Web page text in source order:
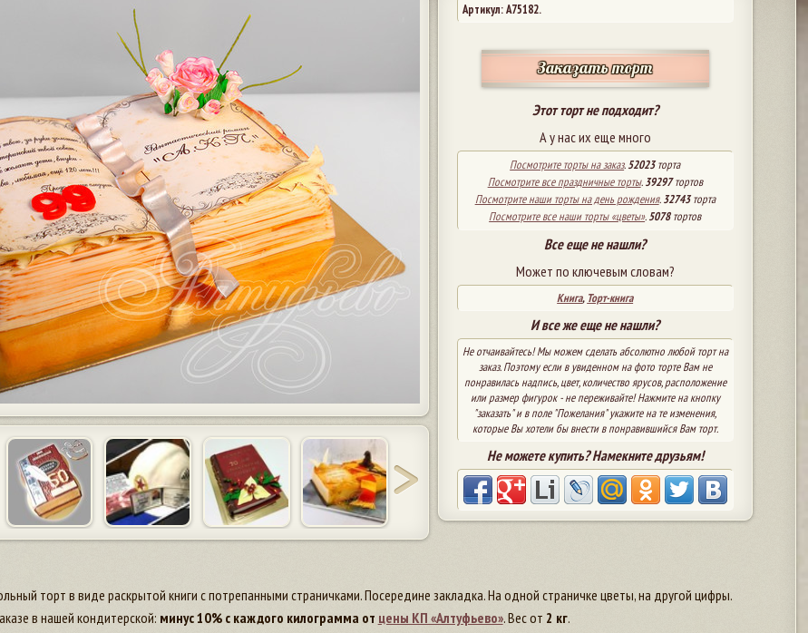
Артикул: A75182.
Заказать торт
Этот торт не подходит?
А у нас их еще много
Посмотрите торты на заказ.52023торта
Посмотрите все праздничные торты.39297тортов
Посмотрите наши торты на день рождения.32743торта
Посмотрите все наши торты «цветы».5078тортов
Все еще не нашли?
Может по ключевым словам?
Книга, Торт-книга
И все же еще не нашли?
Не отчаивайтесь! Мы можем сделать абсолютно любой торт на
заказ. Поэтому если в увиденном на фото торте Вам не
понравилась надпись, цвет, количество ярусов, расположение
или размер фигурок - не переживайте! Нажмите на кнопку
"заказать" и в поле "Пожелания" укажите на те изменения,
которые Вы хотели бы внести в понравившийся Вам торт.
Не можете купить? Намекните друзьям!
торт в виде раскрытой книги с потрепанными страничками. Посередине закладка. На одной страничке цветы, на другой цифры.
в нашей кондитерской: минус 10% с каждого килограмма от цены КП «Алтуфьево». Вес от 2 кг.